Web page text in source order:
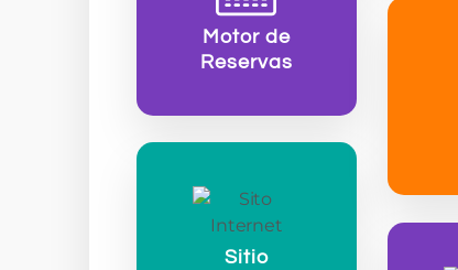
Motor de
Reservas
Sitio